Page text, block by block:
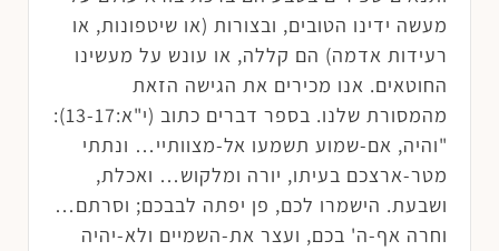
מעשה ידינו הטובים, ובצורות (או שיטפונות, או
רעידות אדמה) הם קללה, או עונש על מעשינו
החוטאים. אנו מכירים את הגישה הזאת
מהמסורת שלנו. בספר דברים כתוב (י"א:13-17):
"והיה, אם-שמוע תשמעו אל-מצוותיי… ונתתי
מטר-ארצכם בעיתו, יורה ומלקוש… ואכלת,
ושבעת. הישמרו לכם, פן יפתה לבבכם; וסרתם…
וחרה אף-ה' בכם, ועצר את-השמיים ולא-יהיה